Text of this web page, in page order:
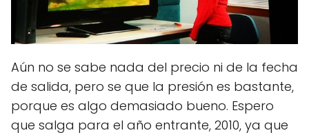
Aún no se sabe nada del precio ni de la fecha
de salida, pero se que la presión es bastante,
porque es algo demasiado bueno. Espero
que salga para el año entrante, 2010, ya que